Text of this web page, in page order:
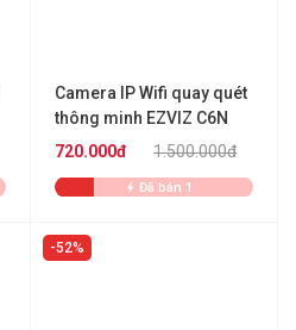
Camera IP Wifi quay quét
thông minh EZVIZ C6N
4MP
1.500.000đ
720.000đ
Đã bán 1
52%